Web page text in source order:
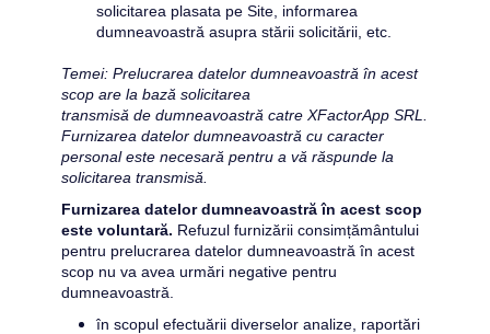
solicitarea plasata pe Site, informarea
dumneavoastră asupra stării solicitării, etc.
Temei: Prelucrarea datelor dumneavoastră în acest
scop are la bază solicitarea
transmisă de dumneavoastră catre XFactorApp SRL
Furnizarea datelor dumneavoastră cu caracter
personal este necesară pentru a vă răspunde la
solicitarea transmisă.
Furnizarea datelor dumneavoastră în acest scop
este voluntară. Refuzul furnizării consimțământului
pentru prelucrarea datelor dumneavoastră în acest
scop nu va avea urmări negative pentru
dumneavoastră.
în scopul efectuării diverselor analize, raportări